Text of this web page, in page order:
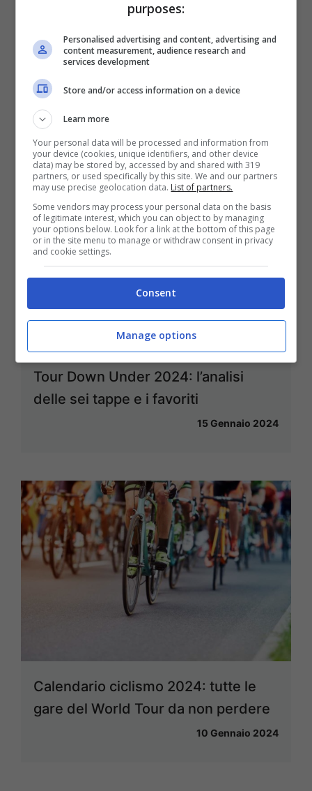
Pogacar, Evenepoel, Vingegaard e
Roglic: le grandi sfide del 2024
Tour Down Under 2024: l’analisi
delle sei tappe e i favoriti
15 Gennaio 2024
Calendario ciclismo 2024: tutte le
gare del World Tour da non perdere
10 Gennaio 2024
purposes:
Personalised advertising and content, advertising and
content measurement, audience research and
services development
Store and/or access information on a device
Learn more
Your personal data will be processed and information from
your device (cookies, unique identifiers, and other device
data) may be stored by, accessed by and shared with 319
partners, or used specifically by this site. We and our partners
may use precise geolocation data. List of partners.
Some vendors may process your personal data on the basis
of legitimate interest, which you can object to by managing
your options below. Look for a link at the bottom of this page
or in the site menu to manage or withdraw consent in privacy
and cookie settings.
Consent
Manage options